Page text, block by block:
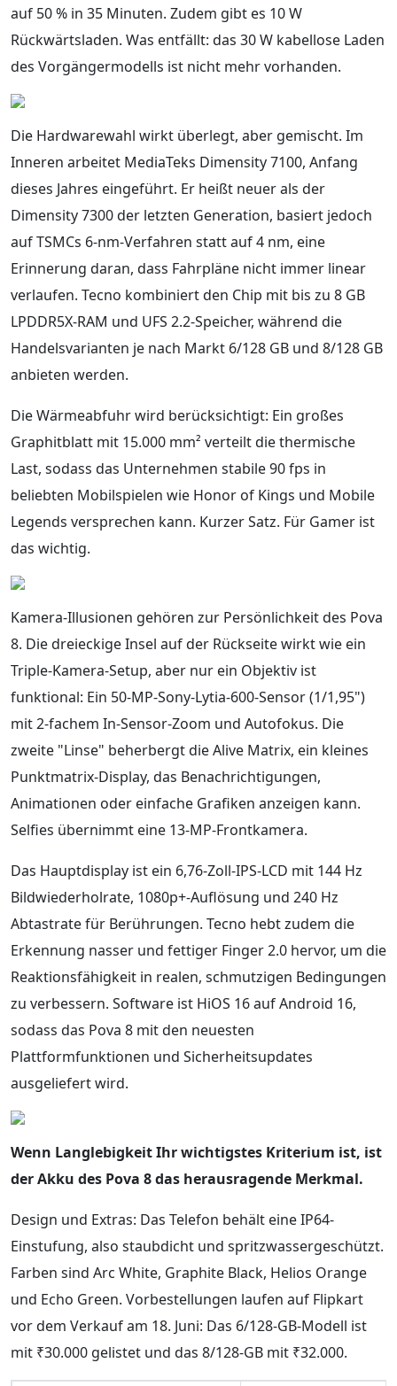
auf 50 % in 35 Minuten. Zudem gibt es 10 W
Rückwärtsladen. Was entfällt: das 30 W kabellose Laden
des Vorgängermodells ist nicht mehr vorhanden.
Die Hardwarewahl wirkt überlegt, aber gemischt. Im
Inneren arbeitet MediaTeks Dimensity 7100, Anfang
dieses Jahres eingeführt. Er heißt neuer als der
Dimensity 7300 der letzten Generation, basiert jedoch
auf TSMCs 6-nm-Verfahren statt auf 4 nm, eine
Erinnerung daran, dass Fahrpläne nicht immer linear
verlaufen. Tecno kombiniert den Chip mit bis zu 8 GB
LPDDR5X-RAM und UFS 2.2-Speicher, während die
Handelsvarianten je nach Markt 6/128 GB und 8/128 GB
anbieten werden.
Die Wärmeabfuhr wird berücksichtigt: Ein großes
Graphitblatt mit 15.000 mm² verteilt die thermische
Last, sodass das Unternehmen stabile 90 fps in
beliebten Mobilspielen wie Honor of Kings und Mobile
Legends versprechen kann. Kurzer Satz. Für Gamer ist
das wichtig.
Kamera-Illusionen gehören zur Persönlichkeit des Pova
8. Die dreieckige Insel auf der Rückseite wirkt wie ein
Triple-Kamera-Setup, aber nur ein Objektiv ist
funktional: Ein 50-MP-Sony-Lytia-600-Sensor (1/1,95")
mit 2-fachem In-Sensor-Zoom und Autofokus. Die
zweite "Linse" beherbergt die Alive Matrix, ein kleines
Punktmatrix-Display, das Benachrichtigungen,
Animationen oder einfache Grafiken anzeigen kann.
Selfies übernimmt eine 13-MP-Frontkamera.
Das Hauptdisplay ist ein 6,76-Zoll-IPS-LCD mit 144 Hz
Bildwiederholrate, 1080p+-Auflösung und 240 Hz
Abtastrate für Berührungen. Tecno hebt zudem die
Erkennung nasser und fettiger Finger 2.0 hervor, um die
Reaktionsfähigkeit in realen, schmutzigen Bedingungen
zu verbessern. Software ist HiOS 16 auf Android 16,
sodass das Pova 8 mit den neuesten
Plattformfunktionen und Sicherheitsupdates
ausgeliefert wird.
Wenn Langlebigkeit Ihr wichtigstes Kriterium ist, ist
der Akku des Pova 8 das herausragende Merkmal.
Design und Extras: Das Telefon behält eine IP64-
Einstufung, also staubdicht und spritzwassergeschützt.
Farben sind Arc White, Graphite Black, Helios Orange
und Echo Green. Vorbestellungen laufen auf Flipkart
vor dem Verkauf am 18. Juni: Das 6/128-GB-Modell ist
mit ₹30.000 gelistet und das 8/128-GB mit ₹32.000.